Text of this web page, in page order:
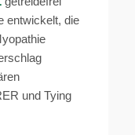
entwickelt, die
und Tying